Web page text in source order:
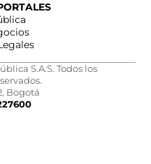
S.A.S. Todos los
Bogotá